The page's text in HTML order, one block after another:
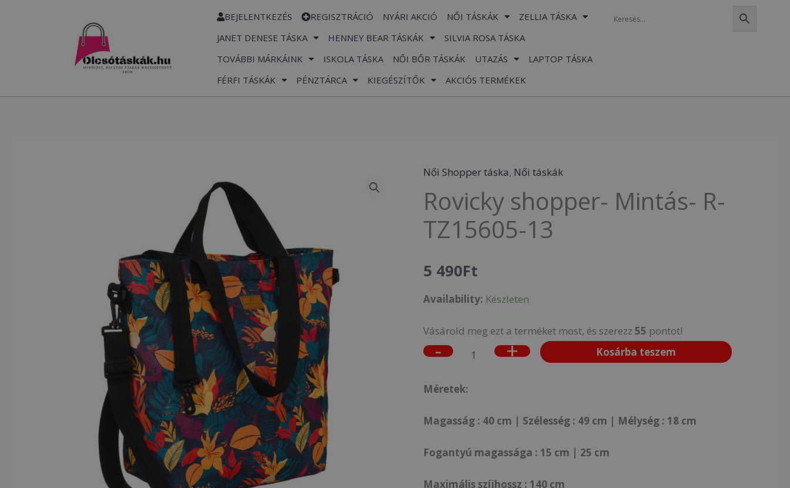
BEJELENTKEZÉS REGISZTRÁCIÓ NYÁRI AKCIÓ NŐI TÁSKÁK
ZELLIA TÁSKA
JANET DENESE TÁSKA
HENNEY BEAR TÁSKÁK
SILVIA ROSA TÁSKA
TOVÁBBI MÁRKÁINK
ISKOLA TÁSKA NŐI BŐR TÁSKÁK UTAZÁS
LAPTOP TÁSKA
FÉRFI TÁSKÁK
PÉNZTÁRCA KIEGÉSZÍTŐK AKCIÓS TERMÉKEK
Női Shopper táska, Női táskák
Rovicky shopper- Mintás- R-
TZ15605-13
5 490Ft
Availability: Készleten
Vásárold meg ezt a terméket most, és szerezz55 pontot!
-
Rovicky
shopper-
Mintás-
R-
13
mennyiség
+ Kosárba teszem
Méretek:
Magasság : 40 cm | Szélesség : 49 cm | Mélység : 18 cm
Fogantyú magassága : 15 cm | 25 cm
Maximális szíjhossz : 140 cm